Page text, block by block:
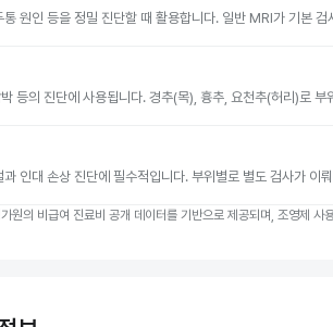
원인 등을 정밀 진단할 때 활용합니다. 일반 MRI가 기본 검
등의 진단에 사용됩니다. 경추(목), 흉추, 요천추(허리)로 부
인대 손상 진단에 필수적입니다. 부위별로 별도 검사가 이
원의 비급여 진료비 공개 데이터를 기반으로 제공되며, 조영제